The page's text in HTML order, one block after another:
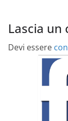
Lascia
Devi essere